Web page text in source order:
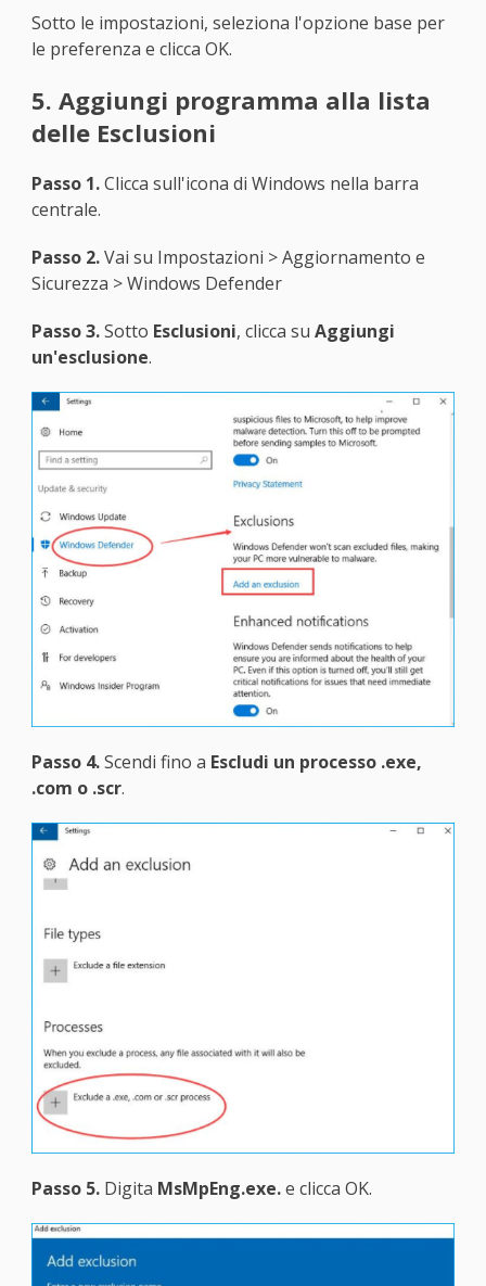
Sotto le impostazioni, seleziona l'opzione base per
le preferenza e clicca OK.
5. Aggiungi programma alla lista
delle Esclusioni
Passo 1.Clicca sull'icona di Windows nella barra
centrale.
Passo 2.Vai su Impostazioni > Aggiornamento e
Sicurezza > Windows Defender
Passo 3.Sotto Esclusioni, clicca su Aggiungi
un'esclusione.
Passo 4.Scendi fino a Escludi un processo .exe,
.com o .scr.
Passo 5.Digita MsMpEng.exe.e clicca OK.